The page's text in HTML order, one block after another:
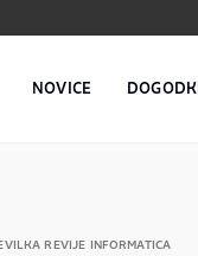
NOVICE DOGODKI
REVIJE INFORMATICA